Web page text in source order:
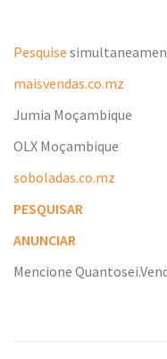
Pesquise
maisvendas.co.mz
Jumia Moçambique
OLX Moçambique
soboladas.co.mz
PESQUISAR
ANUNCIAR
Mencione